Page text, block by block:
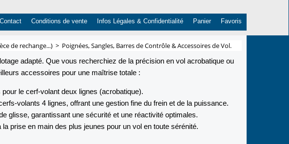
Contact Conditions de vente Infos Légales & Confidentialité Panier Favoris
de rechange...) > Poignées, Sangles, Barres de Contrôle & Accessoires de Vol.
adapté. Que vous recherchiez de la précision en vol acrobatique ou
accessoires pour une maîtrise totale :
le cerf-volant deux lignes (acrobatique).
volants 4 lignes, offrant une gestion fine du frein et de la puissance.
glisse, garantissant une sécurité et une réactivité optimales.
prise en main des plus jeunes pour un vol en toute sérénité.